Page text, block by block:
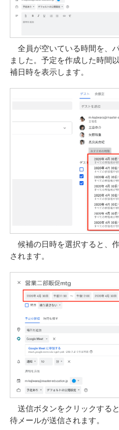
全員が空いている時間を、
ました。予定を作成した時間
補日時を表示します。
候補の日時を選択すると、
されます。
送信ボタンをクリックする
待メールが送信されます。